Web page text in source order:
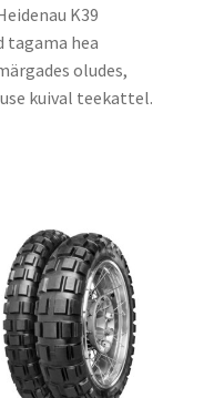
K39
tagama hea
oludes,
kuival teekattel.​